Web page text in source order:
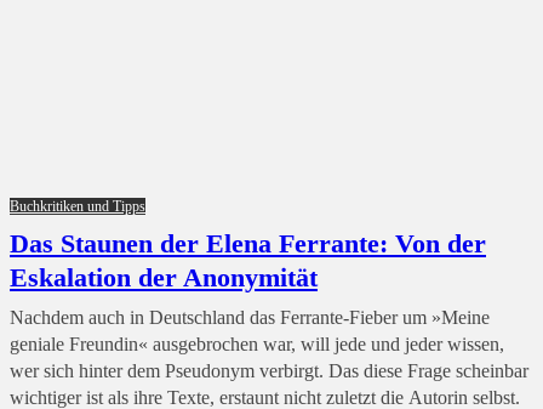
Buchkritiken und Tipps
Das Staunen der Elena Ferrante: Von der
Eskalation der Anonymität
Nachdem auch in Deutschland das Ferrante-Fieber um »Meine
geniale Freundin« ausgebrochen war, will jede und jeder wissen,
wer sich hinter dem Pseudonym verbirgt. Das diese Frage scheinbar
wichtiger ist als ihre Texte, erstaunt nicht zuletzt die Autorin selbst.